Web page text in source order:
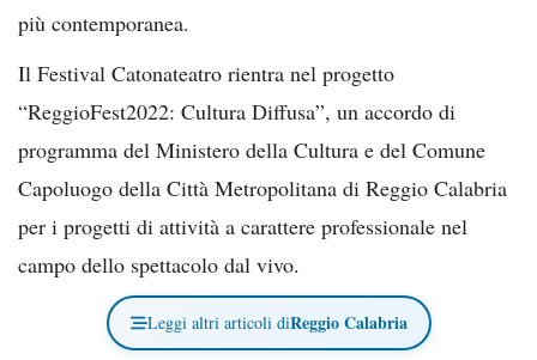
più contemporanea.
Il Festival Catonateatro rientra nel progetto
“ReggioFest2022: Cultura Diffusa”, un accordo di
programma del Ministero della Cultura e del Comune
Capoluogo della Città Metropolitana di Reggio Calabria
per i progetti di attività a carattere professionale nel
campo dello spettacolo dal vivo.
Leggi altri articoli diReggio Calabria